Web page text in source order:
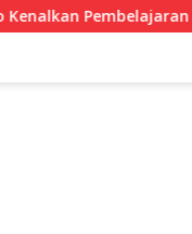
Bahasa